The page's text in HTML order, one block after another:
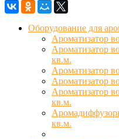
Оборудование для
Ароматизатор
Ароматизатор
кв.м.
Ароматизатор
Ароматизатор
Ароматизатор
кв.м.
кв.м.